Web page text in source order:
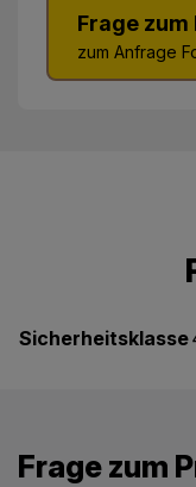
Frage zum
zum Anfrage
Sicherheitsklasse
Frage zum